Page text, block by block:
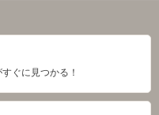
ぐに見つかる！